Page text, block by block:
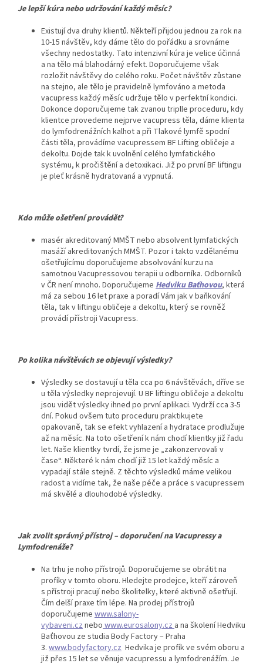
Je lepší kúra nebo udržování každý měsíc?
Existují dva druhy klientů. Někteří přijdou jednou za rok na
10-15 návštěv, kdy dáme tělo do pořádku a srovnáme
všechny nedostatky. Tato intenzivní kúra je velice účinná
a na tělo má blahodárný efekt. Doporučujeme však
rozložit návštěvy do celého roku. Počet návštěv zůstane
na stejno, ale tělo je pravidelně lymfováno a metoda
vacupress každý měsíc udržuje tělo v perfektní kondici.
Dokonce doporučujeme tak zvanou triplle proceduru, kdy
klientce provedeme nejprve vacupress těla, dáme klienta
do lymfodrenážních kalhot a při Tlakové lymfě spodní
části těla, provádíme vacupressem BF Lifting obličeje a
dekoltu. Dojde tak k uvolnění celého lymfatického
systému, k pročištění a detoxikaci. Již po první BF liftingu
je pleť krásně hydratovaná a vypnutá.
Kdo může ošetření provádět?
masér akreditovaný MMŠT nebo absolvent lymfatických
masáží akreditovaných MMŠT. Pozor i takto vzdělanému
ošetřujícímu doporučujeme absolvování kurzu na
samotnou Vacupressovou terapii u odborníka. Odborníků
v ČR není mnoho. Doporučujeme Hedviku Baťhovou, která
má za sebou 16 let praxe a poradí Vám jak v baňkování
těla, tak v liftingu obličeje a dekoltu, který se rovněž
provádí přístroji Vacupress.
Po kolika návštěvách se objevují výsledky?
Výsledky se dostavují u těla cca po 6 návštěvách, dříve se
u těla výsledky neprojevují. U BF liftingu obličeje a dekoltu
jsou vidět výsledky ihned po první aplikaci. Vydrží cca 3-5
dní. Pokud ovšem tuto proceduru praktikujete
opakovaně, tak se efekt vyhlazení a hydratace prodlužuje
až na měsíc. Na toto ošetření k nám chodí klientky již řadu
let. Naše klientky tvrdí, že jsme je „zakonzervovali v
čase“. Některé k nám chodí již 15 let každý měsíc a
vypadají stále stejně. Z těchto výsledků máme velikou
radost a vidíme tak, že naše péče a práce s vacupressem
má skvělé a dlouhodobé výsledky.
Jak zvolit správný přístroj – doporučení na Vacupressy a
Lymfodrenáže?
Na trhu je noho přístrojů. Doporučujeme se obrátit na
profíky v tomto oboru. Hledejte prodejce, kteří zároveň
s přístroji pracují nebo školitelky, které aktivně ošetřují.
Čím delší praxe tím lépe. Na prodej přístrojů
doporučujeme www.salony-
vybaveni.cznebo www.eurosalony.cz a na školení Hedviku
Baťhovou ze studia Body Factory – Praha
3. www.bodyfactory.cz Hedvika je profík ve svém oboru a
již přes 15 let se věnuje vacupressu a lymfodrenážím. Je